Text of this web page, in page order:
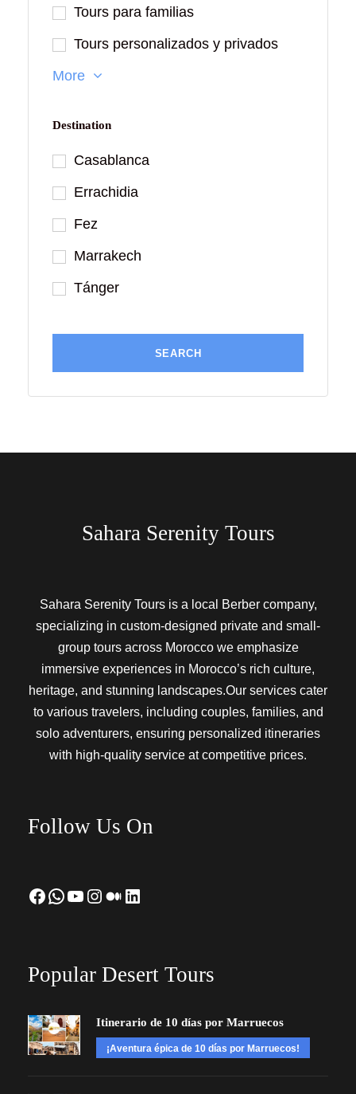
Tours para familias
Tours personalizados y privados
More
Destination
Casablanca
Errachidia
Fez
Marrakech
Tánger
Sahara Serenity Tours
Sahara Serenity Tours is a local Berber company,
specializing in custom-designed private and small-
group tours across Morocco we emphasize
immersive experiences in Morocco’s rich culture,
heritage, and stunning landscapes.Our services cater
to various travelers, including couples, families, and
solo adventurers, ensuring personalized itineraries
with high-quality service at competitive prices.
Follow Us On
Facebook WhatsApp YouTube Instagram Medium LinkedIn
Popular Desert Tours
Itinerario de 10 días por Marruecos
¡Aventura épica de 10 días por Marruecos!